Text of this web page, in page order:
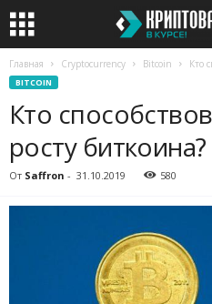
Главная Cryptocurrency Bitcoin Кто
BITCOIN
Кто
росту биткоина?
От Saffron - 31.10.2019 580